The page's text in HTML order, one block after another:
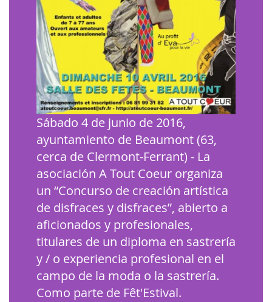
Sábado 4 de junio de 2016,
ayuntamiento de Beaumont (63,
cerca de Clermont-Ferrant) - La
asociación A Tout Coeur organiza
un “Concurso de creación artística
de disfraces y disfraces”, abierto a
aficionados y profesionales,
titulares de un diploma en sastrería
y / o experiencia profesional en el
campo de la moda o la sastrería.
Como parte de Fêt'Estival.